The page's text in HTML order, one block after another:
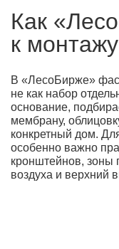
Как
к
В «ЛесоБирже»
не как набор
основание,
мембрану,
конкретный дом.
особенно важно
кронштейнов, зоны
воздуха и верхний